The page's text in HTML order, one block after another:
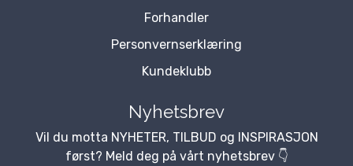
Forhandler
Personvernserklæring
Kundeklubb
Nyhetsbrev
Vil du motta NYHETER, TILBUD og INSPIRASJON
først? Meld deg på vårt nyhetsbrev 👇